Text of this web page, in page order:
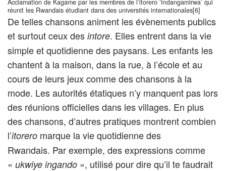
Acclamation de Kagame par les membres de l’itorero ‘Indangamirwa’ qui
réunit les Rwandais étudiant dans des universités internationales[6]
De telles chansons animent les évènements publics
et surtout ceux des intore. Elles entrent dans la vie
simple et quotidienne des paysans. Les enfants les
chantent à la maison, dans la rue, à l’école et au
cours de leurs jeux comme des chansons à la
mode. Les autorités étatiques n’y manquent pas lors
des réunions officielles dans les villages. En plus
des chansons, d’autres pratiques montrent combien
l’itorero marque la vie quotidienne des
Rwandais. Par exemple, des expressions comme
« ukwiye ingando », utilisé pour dire qu’il te faudrait